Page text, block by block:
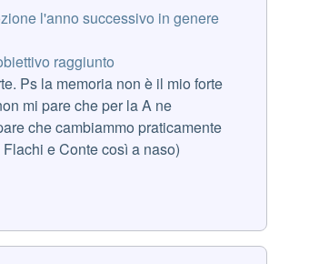
l'anno successivo in genere
raggiunto
Ps la memoria non è il mio forte
mi pare che per la A ne
che cambiammo praticamente
e Conte così a naso)